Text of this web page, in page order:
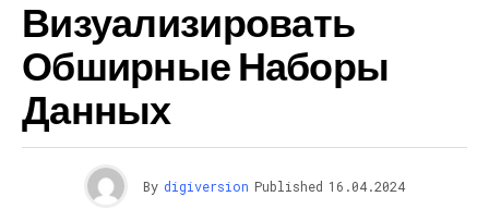
Визуализировать
Обширные Наборы
Данных
By digiversion Published 16.04.2024